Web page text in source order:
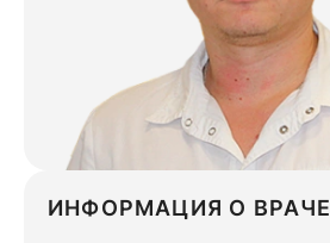
ИНФОРМАЦИЯ О ВРАЧЕ